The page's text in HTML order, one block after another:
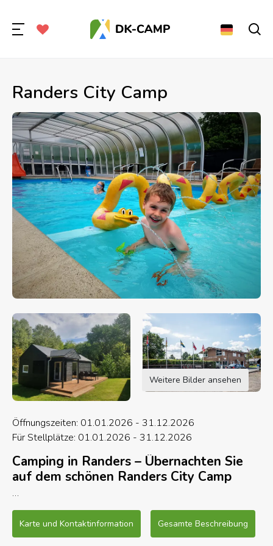
Randers City Camp
Weitere Bilder ansehen
Öffnungszeiten: 01.01.2026 - 31.12.2026
Für Stellplätze: 01.01.2026 - 31.12.2026
Camping in Randers – Übernachten Sie
auf dem schönen Randers City Camp
Suchen Sie Camping in Randers, umgeben von
Natur, Ruhe und vielen Ausflugsmöglichkeiten? Im
Randers City Camp wohnen Sie mitten im
Karte und Kontaktinformation Gesamte Beschreibung